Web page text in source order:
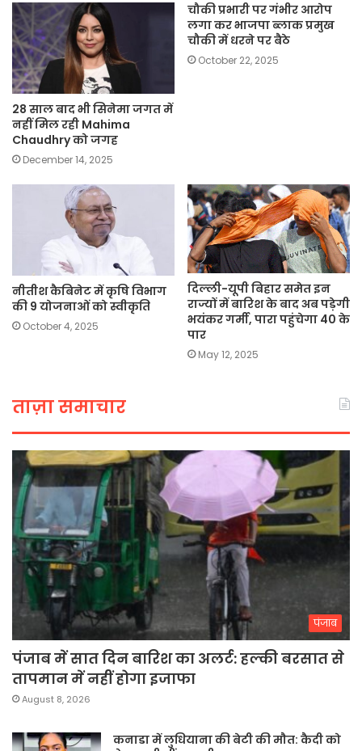
28 साल बाद भी सिनेमा जगत में
नहीं मिल रही Mahima
Chaudhry को जगह
December 14, 2025
चौकी प्रभारी पर गंभीर आरोप
लगा कर भाजपा ब्लाक प्रमुख
चौकी में धरने पर बैठे
October 22, 2025
नीतीश कैबिनेट में कृषि विभाग
की 9 योजनाओं को स्वीकृति
October 4, 2025
दिल्ली-यूपी बिहार समेत इन
राज्यों में बारिश के बाद अब पड़ेगी
भयंकर गर्मी, पारा पहुंचेगा 40 के
पार
May 12, 2025
ताज़ा समाचार
पंजाब
पंजाब में सात दिन बारिश का अलर्ट: हल्की बरसात से
तापमान में नहीं होगा इजाफा
August 8, 2026
कनाडा में लुधियाना की बेटी की माैत: कैदी को